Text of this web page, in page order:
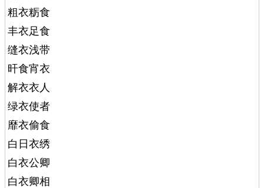
粗衣粝食
丰衣足食
缝衣浅带
旰食宵衣
解衣衣人
绿衣使者
靡衣偷食
白日衣绣
白衣公卿
白衣卿相